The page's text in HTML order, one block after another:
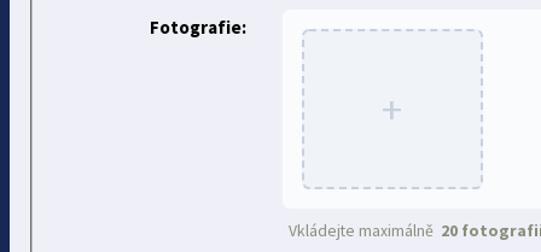
Fotografie:
+
Vkládejte maximálně 20